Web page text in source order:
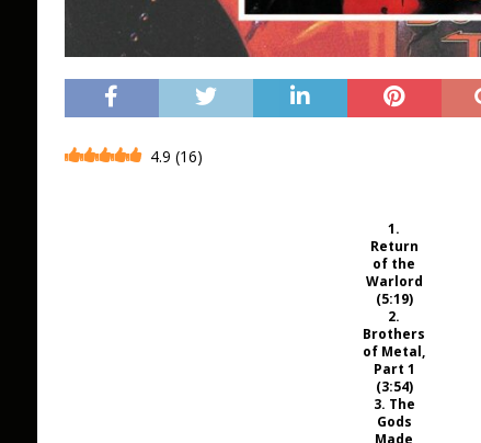
4.9 (16)
1.
Return
of the
Warlord
(5:19)
2.
Brothers
of Metal,
Part 1
(3:54)
3. The
Gods